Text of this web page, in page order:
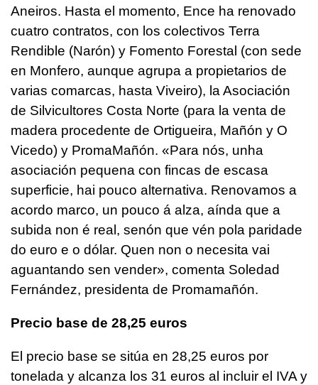
Aneiros. Hasta el momento, Ence ha renovado
cuatro contratos, con los colectivos Terra
Rendible (Narón) y Fomento Forestal (con sede
en Monfero, aunque agrupa a propietarios de
varias comarcas, hasta Viveiro), la Asociación
de Silvicultores Costa Norte (para la venta de
madera procedente de Ortigueira, Mañón y O
Vicedo) y PromaMañón. «Para nós, unha
asociación pequena con fincas de escasa
superficie, hai pouco alternativa. Renovamos a
acordo marco, un pouco á alza, aínda que a
subida non é real, senón que vén pola paridade
do euro e o dólar. Quen non o necesita vai
aguantando sen vender», comenta Soledad
Fernández, presidenta de Promamañón.
Precio base de 28,25 euros
El precio base se sitúa en 28,25 euros por
tonelada y alcanza los 31 euros al incluir el IVA y